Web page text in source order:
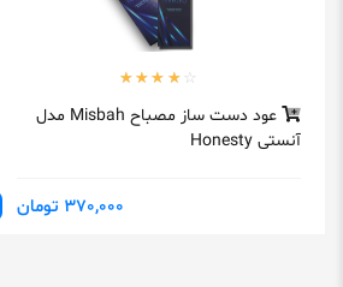
عود دست ساز مصباح Misbah مدل
آنستی Honesty
370,000 تومان